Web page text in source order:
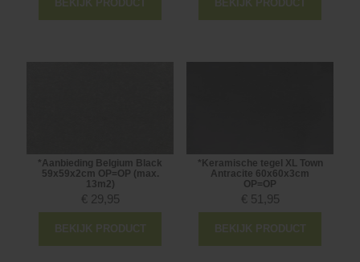
BEKIJK PRODUCT BEKIJK PRODUCT
*Aanbieding Belgium Black
59x59x2cm OP=OP (max.
13m2)
€ 29,95
BEKIJK PRODUCT
*Keramische tegel XL Town
Antracite 60x60x3cm
OP=OP
€ 51,95
BEKIJK PRODUCT